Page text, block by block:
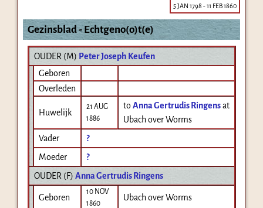
5 JAN 1798 -11 FEB 1860
Gezinsblad - Echtgeno(o)t(e)
OUDER (M) Peter Joseph Keufen
Geboren
Overleden
Huwelijk
21 AUG
1886
toAnna Gertrudis Ringens at
Ubach over Worms
Vader
?
Moeder
?
OUDER (F) Anna Gertrudis Ringens
Geboren
10 NOV
1860
Ubach over Worms